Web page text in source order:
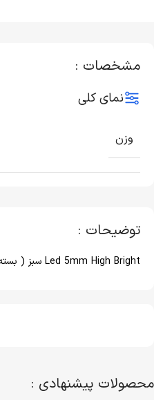
توضیحات :
Led 5mm High Bright سبز ( بسته 10 عددی)
مشخصات :
نمای کلی
وزن
محصولات پیشنهادی :